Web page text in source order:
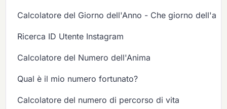
Calcolatore del Giorno dell'Anno - Che giorno
Ricerca ID Utente Instagram
Calcolatore del Numero dell'Anima
Qual è il mio numero fortunato?
Calcolatore del numero di percorso di vita